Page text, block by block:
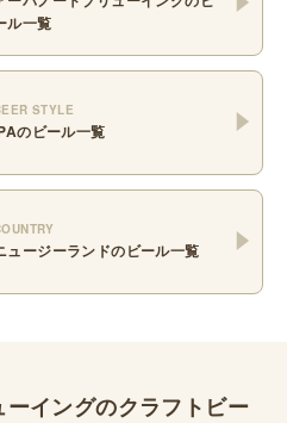
ル一覧
STYLE
のビール一覧
ュージーランドのビール一覧
イングのクラフトビー